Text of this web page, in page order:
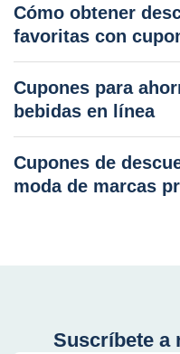
Cómo obtener
favoritas con
Cupones para
bebidas en línea
Cupones de
moda de marcas
Suscríbete a